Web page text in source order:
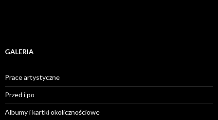
GALERIA
Prace artystyczne
Przed i po
Albumy i kartki okolicznościowe